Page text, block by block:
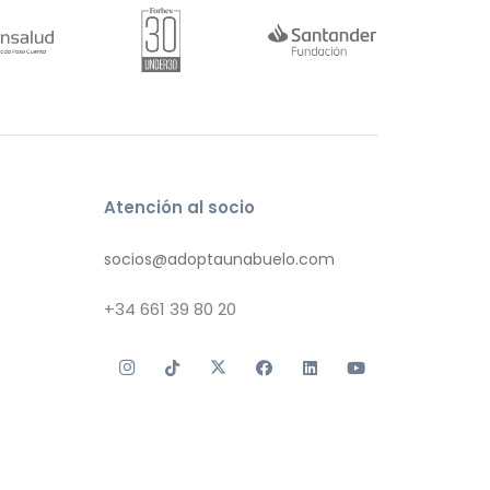
Atención al socio
socios@adoptaunabuelo.com
+34 661 39 80 20